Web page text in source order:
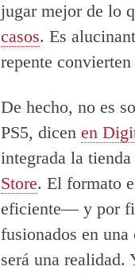
jugar mejor de lo
casos. Es
repente
De hecho, no es
PS5, dicen en
integrada la
Store. El formato
eficiente— y por
fusionados en
será una realidad.